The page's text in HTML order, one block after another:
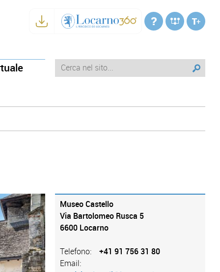
Museo Castello
Via Bartolomeo Rusca 5
6600 Locarno
Telefono:
+41 91 756 31 80
Email: